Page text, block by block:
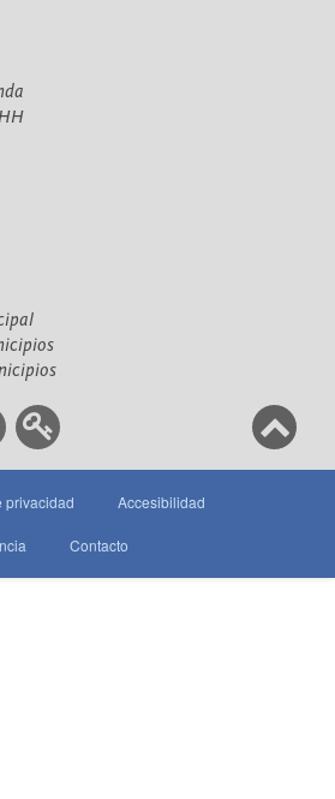
privacidad Accesibilidad
Contacto